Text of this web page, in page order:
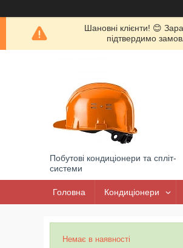
Шановні клієнти! 😊
підтвердимо
Побутові кондиціонери та спліт-
системи
Головна Кондиціонери
Немає в наявності